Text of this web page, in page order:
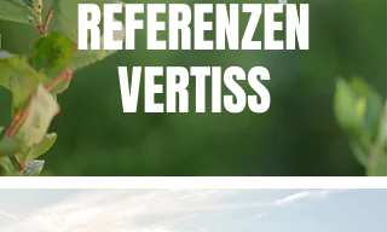
REFERENZEN
VERTISS